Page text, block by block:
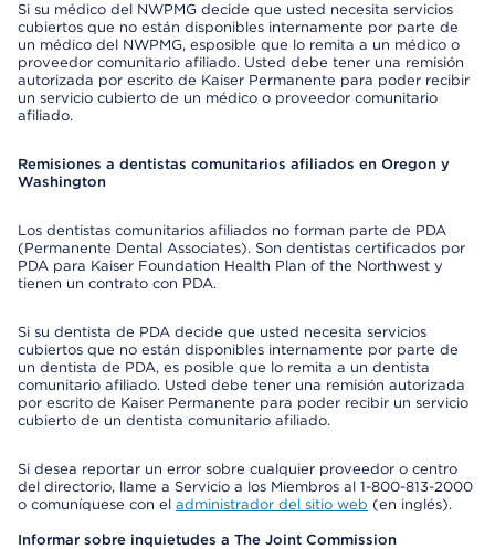
Si su médico del NWPMG decide que usted necesita servicios
cubiertos que no están disponibles internamente por parte de
un médico del NWPMG, esposible que lo remita a un médico o
proveedor comunitario afiliado. Usted debe tener una remisión
autorizada por escrito de Kaiser Permanente para poder recibir
un servicio cubierto de un médico o proveedor comunitario
afiliado.
Remisiones a dentistas comunitarios afiliados en Oregon y
Washington
Los dentistas comunitarios afiliados no forman parte de PDA
(Permanente Dental Associates). Son dentistas certificados por
PDA para Kaiser Foundation Health Plan of the Northwest y
tienen un contrato con PDA.
Si su dentista de PDA decide que usted necesita servicios
cubiertos que no están disponibles internamente por parte de
un dentista de PDA, es posible que lo remita a un dentista
comunitario afiliado. Usted debe tener una remisión autorizada
por escrito de Kaiser Permanente para poder recibir un servicio
cubierto de un dentista comunitario afiliado.
Si desea reportar un error sobre cualquier proveedor o centro
del directorio, llame a Servicio a los Miembros al 1-800-813-2000
o comuníquese con el administrador del sitio web (en inglés).
Informar sobre inquietudes a The Joint Commission